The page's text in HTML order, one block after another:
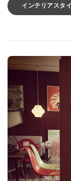
インテリアスタ